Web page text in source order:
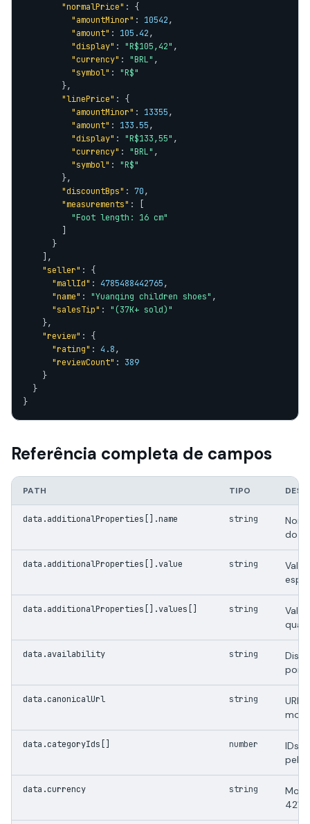
"normalPrice" : {
"amountMinor" : 10542,
"amount" : 105.42,
"display" : "R$105,42" ,
"currency" : "BRL" ,
"symbol" : "R$"
        },
"linePrice" : {
"amountMinor" : 13355,
"amount" : 133.55,
"display" : "R$133,55" ,
"currency" : "BRL" ,
"symbol" : "R$"
        },
"discountBps" : 70,
"measurements" : [
"Foot length: 16 cm"
      }
    ],
"seller" : {
"mallId" : 4785488442765,
"name" : "Yuanqing children shoes" ,
"salesTip" : "(37K+ sold)"
    },
"review" : {
"rating" : 4.8,
"reviewCount" : 389
    }
  }
}
Referência completa de campos
PATH TIPO
data.additionalProperties[].name string
do
data.additionalProperties[].value string
data.additionalProperties[].values[] string
data.availability string
por
data.canonicalUrl string
URL
data.categoryIds[] number
IDs
pela
data.currency string